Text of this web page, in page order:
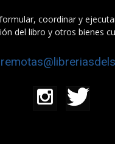
coordinar y
del libro y otros bienes